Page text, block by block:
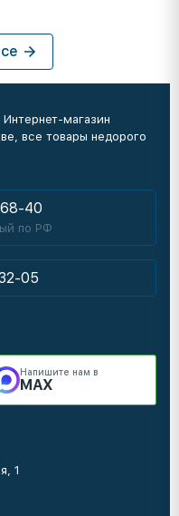
магазин
все товары недорого
40
по РФ
05
Напишите нам в
MAX
1